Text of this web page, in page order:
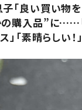
「良い買い物を
購入品”に……
」「素晴らしい！」